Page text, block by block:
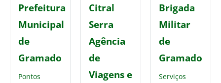
Prefeitura
Municipal
de
Gramado
Pontos
Citral
Serra
Agência
de
Viagens e
Brigada
Militar
de
Gramado
Serviços